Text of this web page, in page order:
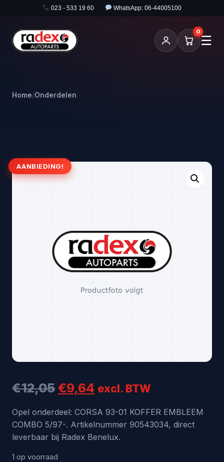
023 - 533 19 60 WhatsApp: 06-44005100
0
☰
Home/Onderdelen
AANBIEDING!
€12,05Oorspronkelijke
prijs
was:
€9,64 Huidige
prijs
is:
excl. BTW
Opel onderdeel: CORSA 93-01 KOFFER EMBLEEM
COMBO 5/97-. Artikelnummer 90543034, direct
leverbaar bij Radex Benelux.
1 op voorraad